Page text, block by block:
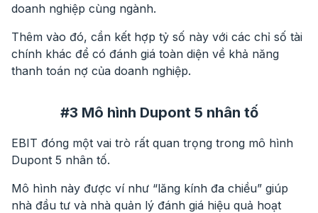
doanh nghiệp cùng ngành.
Thêm vào đó, cần kết hợp tỷ số này với các chỉ số tài
chính khác để có đánh giá toàn diện về khả năng
thanh toán nợ của doanh nghiệp.
#3 Mô hình Dupont 5 nhân tố
EBIT đóng một vai trò rất quan trọng trong mô hình
Dupont 5 nhân tố.
Mô hình này được ví như “lăng kính đa chiều” giúp
nhà đầu tư và nhà quản lý đánh giá hiệu quả hoạt